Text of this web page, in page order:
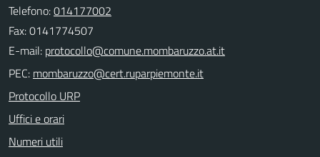
Telefono:014177002
Fax: 0141774507
E-mail:
PEC:
Protocollo URP
Uffici e orari
Numeri utili